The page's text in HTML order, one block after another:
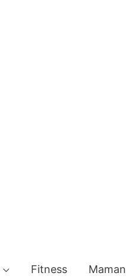
Fitness Maman